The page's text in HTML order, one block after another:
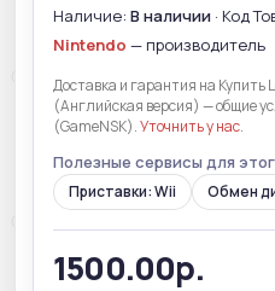
Наличие: В наличии · Код
Nintendo — производитель
Доставка и гарантия на
(Английская версия) — общие
(GameNSK).Уточнить у нас.
Полезные сервисы для
Приставки: Wii Обмен
1500.00р.